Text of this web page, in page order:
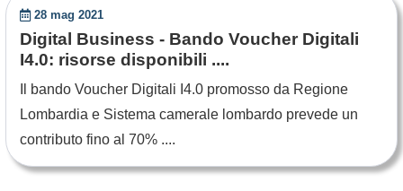
28 mag 2021
Digital Business - Bando Voucher Digitali
I4.0: risorse disponibili ....
Il bando Voucher Digitali I4.0 promosso da Regione
Lombardia e Sistema camerale lombardo prevede un
contributo fino al 70% ....